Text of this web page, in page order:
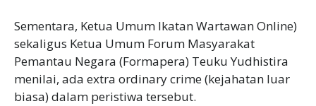
Sementara, Ketua Umum Ikatan Wartawan Online)
sekaligus Ketua Umum Forum Masyarakat
Pemantau Negara (Formapera) Teuku Yudhistira
menilai, ada extra ordinary crime (kejahatan luar
biasa) dalam peristiwa tersebut.